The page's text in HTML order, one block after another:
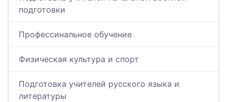
подготовки
Профессинальное обучение
Физическая культура и спорт
Подготовка учителей русского языка и
литературы